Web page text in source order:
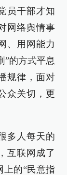
员干部才知
网络舆情事
、用网能力
”的方式平息
规律，面对
众关切，更
多人每天的
互联网成了
上的“民意指